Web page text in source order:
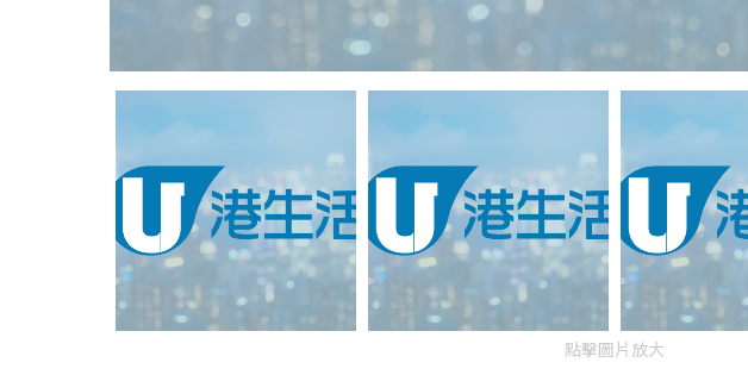
點擊圖片放大